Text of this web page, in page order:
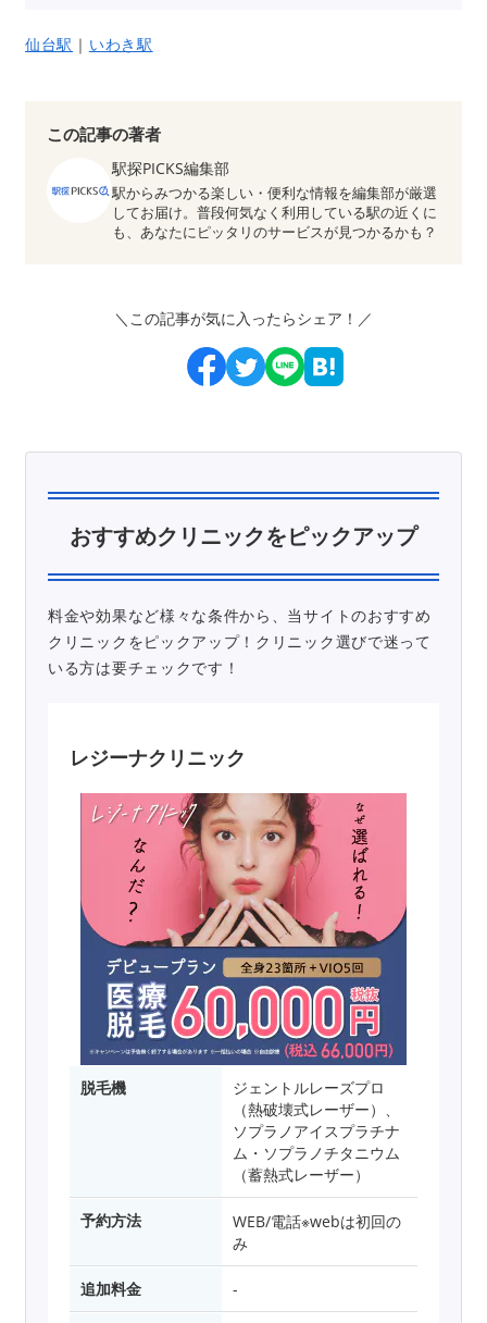
仙台駅 ｜ いわき駅
この記事の著者
駅探PICKS編集部
駅からみつかる楽しい・便利な情報を編集部が厳選
してお届け。普段何気なく利用している駅の近くに
も、あなたにピッタリのサービスが見つかるかも？
＼この記事が気に入ったらシェア！／
おすすめクリニックをピックアップ
料金や効果など様々な条件から、当サイトのおすすめ
クリニックをピックアップ！クリニック選びで迷って
いる方は要チェックです！
レジーナクリニック
脱毛機
ジェントルレーズプロ
（熱破壊式レーザー）、
ソプラノアイスプラチナ
ム・ソプラノチタニウム
（蓄熱式レーザー）
予約方法
WEB/電話※webは初回の
み
追加料金 -